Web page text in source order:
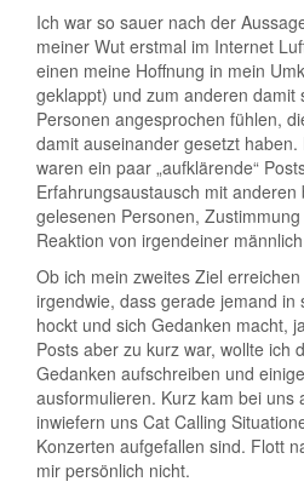
Ich war so sauer nach der
meiner Wut erstmal im Internet
einen meine Hoffnung in mein
geklappt) und zum anderen damit
Personen angesprochen fühlen,
damit auseinander gesetzt
waren ein paar „aufklärende“
Erfahrungsaustausch mit anderen
gelesenen Personen,
Reaktion von irgendeiner
Ob ich mein zweites Ziel
irgendwie, dass gerade jemand in
hockt und sich Gedanken macht,
Posts aber zu kurz war, wollte ich
Gedanken aufschreiben und
ausformulieren. Kurz kam bei uns
inwiefern uns Cat Calling
Konzerten aufgefallen sind. Flott
mir persönlich nicht.